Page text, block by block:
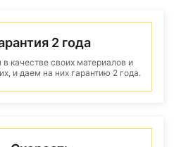
2 года
качестве своих материалов и
и даем на них гарантию 2 года.